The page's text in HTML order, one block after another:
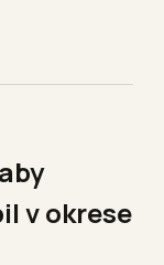
v okrese